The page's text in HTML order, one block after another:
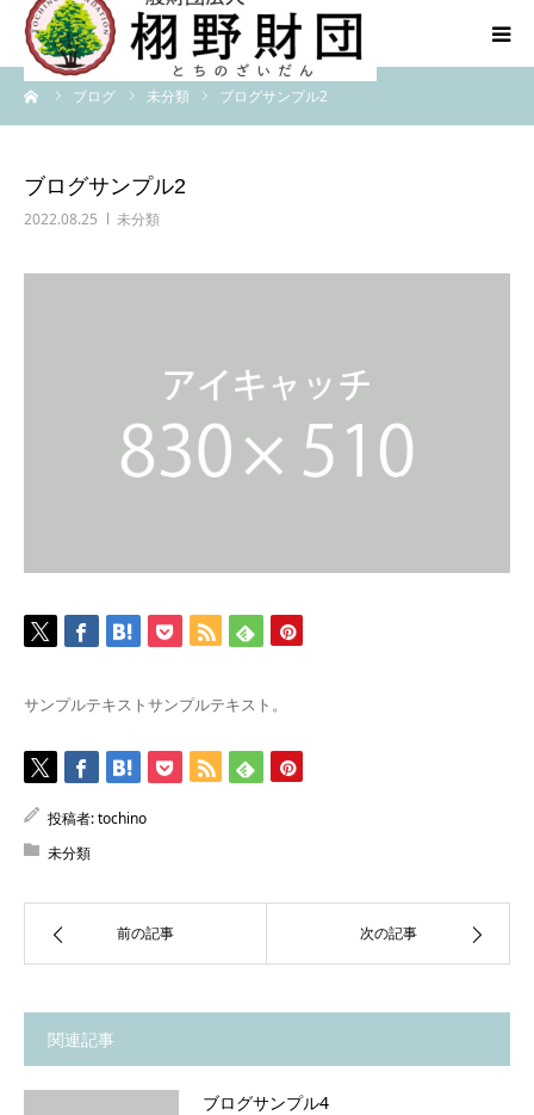
ブログ 未分類 ブログサンプル2
ブログサンプル2
2022.08.25 未分類
サンプルテキストサンプルテキスト。
投稿者:tochino
未分類
前の記事 次の記事
関連記事
ブログサンプル4
HOME